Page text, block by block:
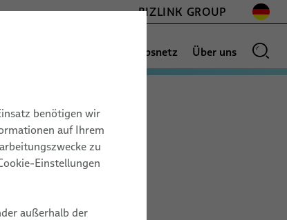
BIZLINK GROUP
Vertriebsnetz Über uns
Derzeit keine geplanten Termine.
benötigen wir
auf Ihrem
zu
Einstellungen
außerhalb der